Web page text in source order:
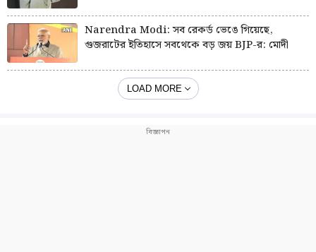
Narendra Modi: সব রেকর্ড ভেঙে গিয়েছে,
গুজরাটের ইতিহাসে সবথেকে বড় জয় BJP-র: মোদী
LOAD MORE